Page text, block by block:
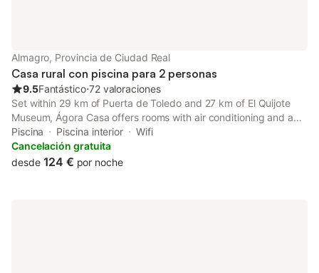
Almagro, Provincia de Ciudad Real
Casa rural con piscina para 2 personas
9.5Fantástico⋅72 valoraciones
Set within 29 km of Puerta de Toledo and 27 km of El Quijote
Museum, Ágora Casa offers rooms with air conditioning and a
private bathroom in Almagro.
Piscina Piscina interior
Wifi
Cancelación gratuita
desde 124 € por noche